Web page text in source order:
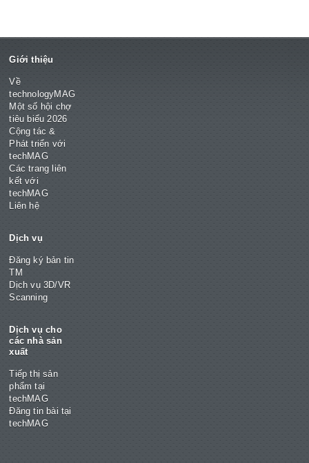
Giới thiệu
Về
technologyMAG
Một số hội chợ
tiêu biểu 2026
Cộng tác &
Phát triển với
techMAG
Các trang liên
kết với
techMAG
Liên hệ
Dịch vụ
Đăng ký bản tin
TM
Dịch vụ 3D/VR
Scanning
Dịch vụ cho
các nhà sản
xuất
Tiếp thị sản
phẩm tại
techMAG
Đăng tin bài tại
techMAG